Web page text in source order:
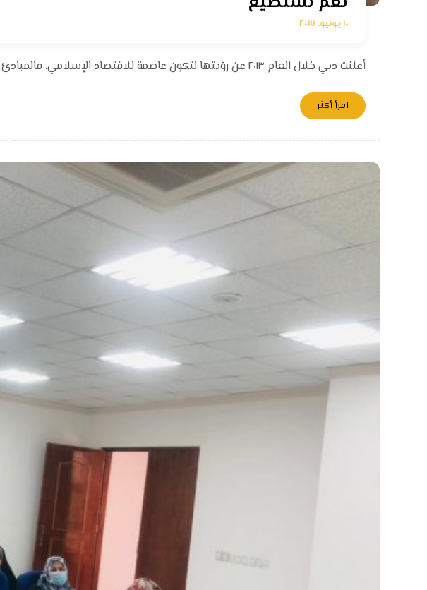
١٠ يونيو، ٢٠١٧
أعلنت دبي خلال العام ٢٠١٣ عن رؤيتها لتكون عاصمة للاقتصاد الإسلامي. فالمبادئ الإسلامية تلعب دوراً أساسيا ً اليوم في بيئة ...
اقرأ أكثر